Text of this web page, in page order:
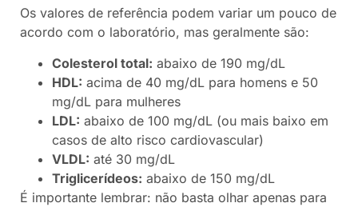
Os valores de referência podem variar um pouco de
acordo com o laboratório, mas geralmente são:
Colesterol total: abaixo de 190 mg/dL
HDL: acima de 40 mg/dL para homens e 50
mg/dL para mulheres
LDL: abaixo de 100 mg/dL (ou mais baixo em
casos de alto risco cardiovascular)
VLDL: até 30 mg/dL
Triglicerídeos: abaixo de 150 mg/dL
É importante lembrar: não basta olhar apenas para